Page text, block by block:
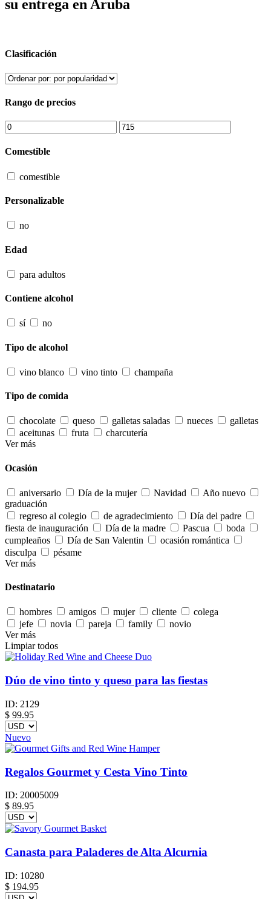
su entrega en Aruba
Clasificación
Rango de precios
Comestible
comestible
Personalizable
no
Edad
para adultos
Contiene alcohol
sí no
Tipo de alcohol
vino blanco vino tinto champaña
Tipo de comida
chocolate queso galletas saladas nueces
galletas
aceitunas
fruta
charcutería
Ver más
Ocasión
aniversario Día de la mujer Navidad
Año nuevo
graduación
regreso al colegio
de agradecimiento
Día del padre
fiesta de inauguración
Día de la madre Pascua
boda
cumpleaños
Día de San Valentin
ocasión romántica
disculpa
pésame
Ver más
Destinatario
hombres amigos mujer cliente
colega
jefe
novia pareja family
novio
Ver más
Limpiar todos
Dúo de vino tinto y queso para las fiestas
ID: 2129
$ 99.95
Nuevo
Regalos Gourmet y Cesta Vino Tinto
ID: 20005009
$ 89.95
Canasta para Paladeres de Alta Alcurnia
ID: 10280
$ 194.95